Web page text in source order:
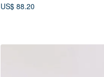
US$ 88.20